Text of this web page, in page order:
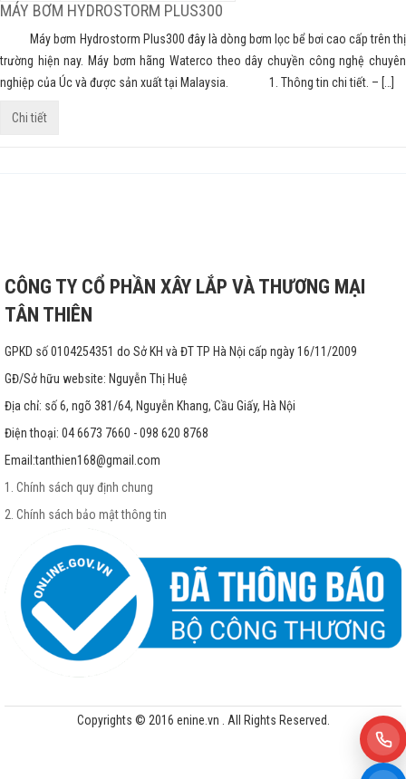
MÁY BƠM HYDROSTORM PLUS300
Máy bơm Hydrostorm Plus300 đây là dòng bơm lọc bể bơi cao cấp trên thị
trường hiện nay. Máy bơm hãng Waterco theo dây chuyền công nghệ chuyên
nghiệp của Úc và được sản xuất tại Malaysia. 1. Thông tin chi tiết. – […]
Chi tiết
CÔNG TY CỔ PHẦN XÂY LẮP VÀ THƯƠNG MẠI
TÂN THIÊN
GPKD số 0104254351 do Sở KH và ĐT TP Hà Nội cấp ngày 16/11/2009
GĐ/Sở hữu website: Nguyễn Thị Huệ
Địa chỉ: số 6, ngõ 381/64, Nguyễn Khang, Cầu Giấy, Hà Nội
Điện thoại: 04 6673 7660 - 098 620 8768
Email:tanthien168@gmail.com
1. Chính sách quy định chung
2. Chính sách bảo mật thông tin
Copyrights © 2016 enine.vn . All Rights Reserved.